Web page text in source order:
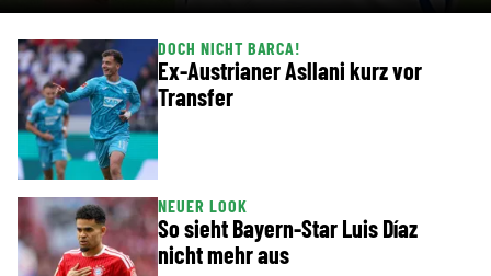
DOCH NICHT BARCA!
Ex-Austrianer Asllani kurz vor
Transfer
NEUER LOOK
So sieht Bayern-Star Luis Díaz
nicht mehr aus